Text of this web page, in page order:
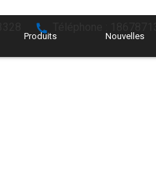
Produits Nouvelles